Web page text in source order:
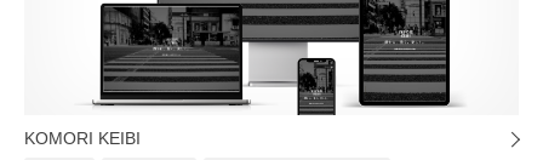
KOMORI KEIBI